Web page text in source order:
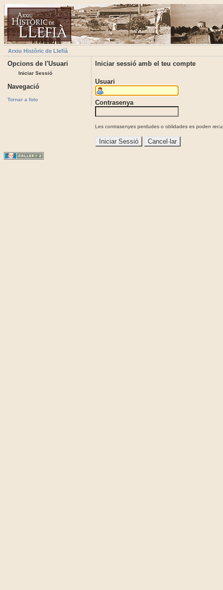
Arxiu Històric de Llefià
Opcions de l'Usuari
Iniciar Sessió
Navegació
Tornar a foto
Iniciar sessió amb el teu compte
Usuari
Contrasenya
Les contrasenyes perdudes o oblidades es poden